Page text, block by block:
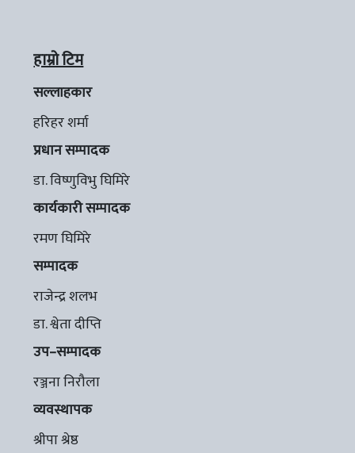
हाम्रो टिम
सल्लाहकार
हरिहर शर्मा
प्रधान सम्पादक
डा. विष्णुविभु घिमिरे
कार्यकारी सम्पादक
रमण घिमिरे
सम्पादक
राजेन्द्र शलभ
डा. श्वेता दीप्ति
उप–सम्पादक
रञ्जना निरौला
व्यवस्थापक
श्रीपा श्रेष्ठ